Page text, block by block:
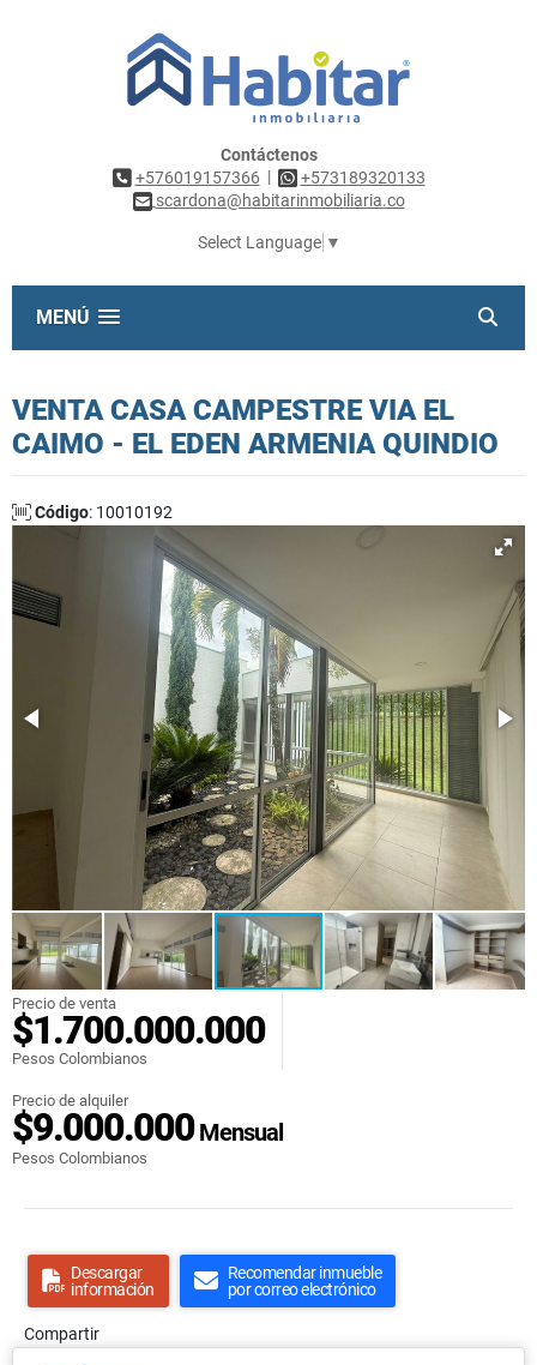
Contáctenos
+576019157366 |
+573189320133
scardona@habitarinmobiliaria.co
Select Language ▼
MENÚ
VENTA CASA CAMPESTRE VIA EL
CAIMO - EL EDEN ARMENIA QUINDIO
Código: 10010192
Precio de venta
$1.700.000.000
Pesos Colombianos
Precio de alquiler
$9.000.000Mensual
Pesos Colombianos
Descargar
información
Recomendar inmueble
por correo electrónico
Compartir